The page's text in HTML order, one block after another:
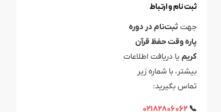
ثبت نام و ارتباط
جهت ثبت‌نام در دوره
پاره وقت حفظ قرآن
کریمیا دریافت اطلاعات
بیشتر، با شماره زیر
تماس بگیرید:
📞 ۰۲۱۸۲۸۰۶۰۶۲